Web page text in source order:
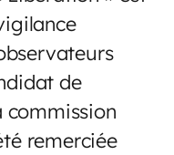
de
commission
remerciée